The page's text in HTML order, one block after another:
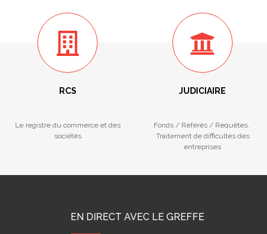
RCS
Le registre du commerce et des
sociétés
JUDICIAIRE
Fonds / Référés / Requêtes.
Traitement de difficultés des
entreprises
EN DIRECT AVEC LE GREFFE